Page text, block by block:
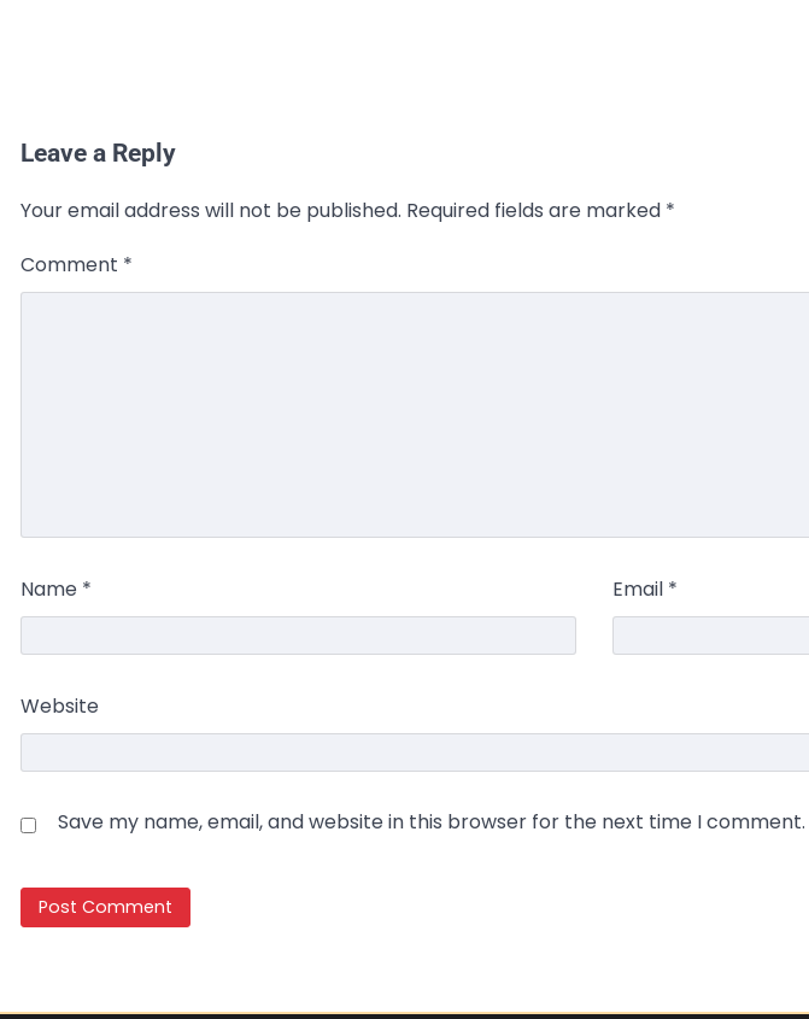
Leave a Reply
Your email address will not be published. Required fields are marked *
Comment *
Name * Email *
Website
Save my name, email, and website in this browser for the next time I comment.